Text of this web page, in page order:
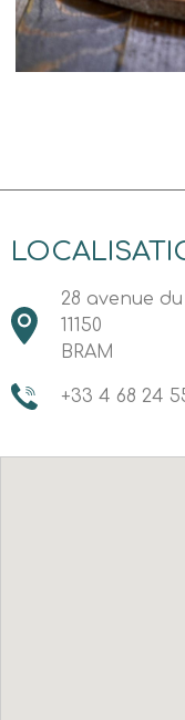
28 avenue
11150
BRAM
+33 4 68 24